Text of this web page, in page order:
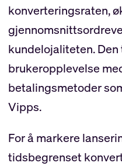
konverteringsraten,
kundelojaliteten.
brukeropplevelse
betalingsmetoder
Vipps.
For å markere
tidsbegrenset